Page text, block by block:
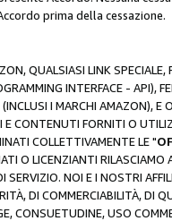
prima della cessazione.
QUALSIASI LINK SPECIALE,
INTERFACE - API),
I MARCHI AMAZON), E
E CONTENUTI FORNITI O
COLLETTIVAMENTE LE "
O LICENZIANTI RILASCIAMO
NOI E I NOSTRI
DI COMMERCIABILITÀ, DI
CONSUETUDINE, USO